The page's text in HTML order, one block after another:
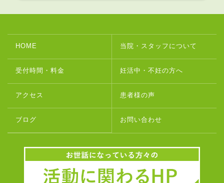
HOME 当院・スタッフについて
受付時間・料金 妊活中・不妊の方へ
アクセス 患者様の声
ブログ お問い合わせ